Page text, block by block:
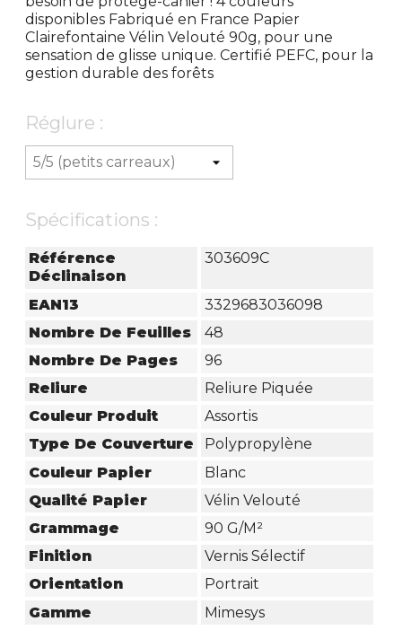
disponibles Fabriqué en France Papier
Clairefontaine Vélin Velouté 90g, pour une
sensation de glisse unique. Certifié PEFC, pour la
gestion durable des forêts
Réglure :
Spécifications :
Référence
Déclinaison
303609C
EAN13
3329683036098
Nombre De Feuilles
48
Nombre De Pages
96
Reliure
Reliure Piquée
Couleur Produit
Assortis
Type De Couverture
Polypropylène
Couleur Papier
Blanc
Qualité Papier
Vélin Velouté
Grammage
90 G/m²
Finition
Vernis Sélectif
Orientation
Portrait
Gamme
Mimesys